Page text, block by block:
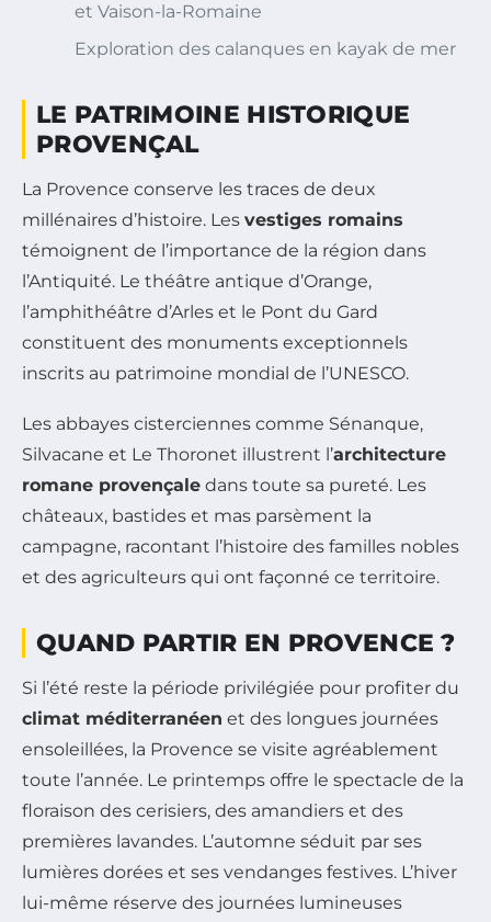
et Vaison-la-Romaine
Exploration des calanques en kayak de mer
LE PATRIMOINE HISTORIQUE
PROVENÇAL
La Provence conserve les traces de deux
millénaires d’histoire. Les vestiges romains
témoignent de l’importance de la région dans
l’Antiquité. Le théâtre antique d’Orange,
l’amphithéâtre d’Arles et le Pont du Gard
constituent des monuments exceptionnels
inscrits au patrimoine mondial de l’UNESCO.
Les abbayes cisterciennes comme Sénanque,
Silvacane et Le Thoronet illustrent l’architecture
romane provençale dans toute sa pureté. Les
châteaux, bastides et mas parsèment la
campagne, racontant l’histoire des familles nobles
et des agriculteurs qui ont façonné ce territoire.
QUAND PARTIR EN PROVENCE ?
Si l’été reste la période privilégiée pour profiter du
climat méditerranéen et des longues journées
ensoleillées, la Provence se visite agréablement
toute l’année. Le printemps offre le spectacle de la
floraison des cerisiers, des amandiers et des
premières lavandes. L’automne séduit par ses
lumières dorées et ses vendanges festives. L’hiver
lui-même réserve des journées lumineuses